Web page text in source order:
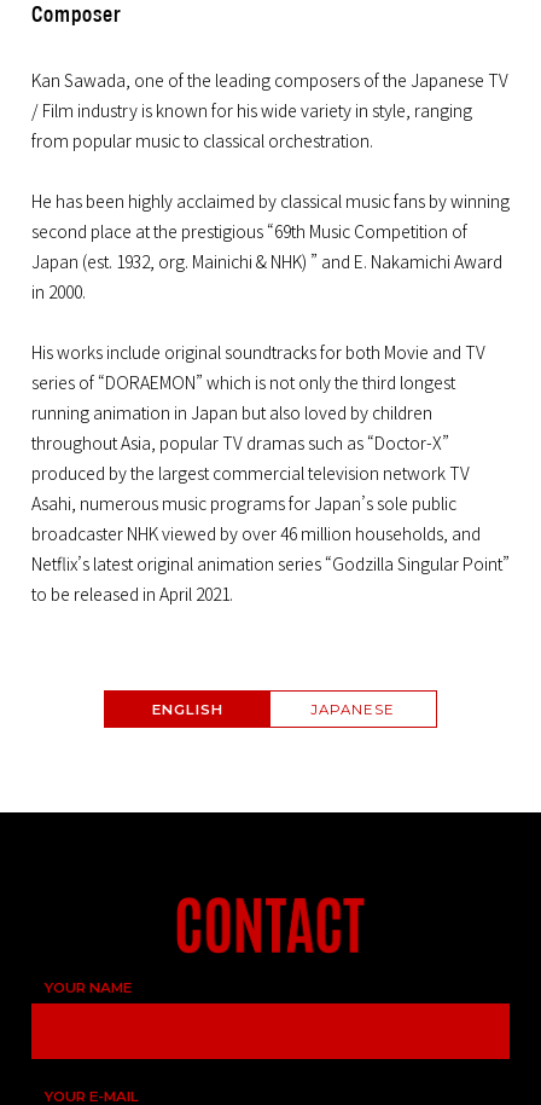
Composer
Kan Sawada, one of the leading composers of the Japanese TV
/ Film industry is known for his wide variety in style, ranging
from popular music to classical orchestration.
He has been highly acclaimed by classical music fans by winning
second place at the prestigious “69th Music Competition of
Japan (est. 1932, org. Mainichi & NHK) ” and E. Nakamichi Award
in 2000.
His works include original soundtracks for both Movie and TV
series of “DORAEMON” which is not only the third longest
running animation in Japan but also loved by children
throughout Asia, popular TV dramas such as “Doctor-X”
produced by the largest commercial television network TV
Asahi, numerous music programs for Japan’s sole public
broadcaster NHK viewed by over 46 million households, and
Netflix’s latest original animation series “Godzilla Singular Point”
to be released in April 2021.
ENGLISH JAPANESE
YOUR NAME
YOUR E-MAIL